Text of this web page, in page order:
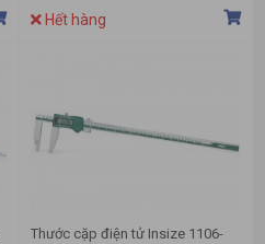
Hết hàng
Thước cặp điện tử Insize 1106-